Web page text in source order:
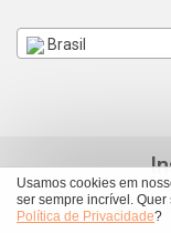
Usamos cookies em
ser sempre incrível.
Política de Privacidade?
Brasil